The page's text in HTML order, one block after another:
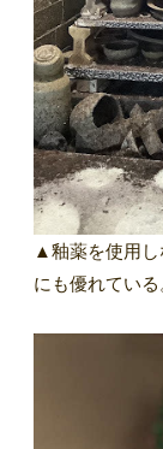
▲釉薬を使用し
にも優れている